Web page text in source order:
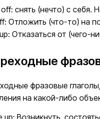
снять (нечто) с себя.
Отложить (что-то) на
Отказаться от (чего-
фразовые
на какой-либо
up: Возникнуть,